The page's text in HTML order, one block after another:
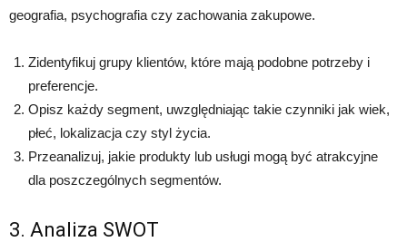
geografia, psychografia czy zachowania zakupowe.
Zidentyfikuj grupy klientów, które mają podobne potrzeby i
preferencje.
Opisz każdy segment, uwzględniając takie czynniki jak wiek,
płeć, lokalizacja czy styl życia.
Przeanalizuj, jakie produkty lub usługi mogą być atrakcyjne
dla poszczególnych segmentów.
3. Analiza SWOT